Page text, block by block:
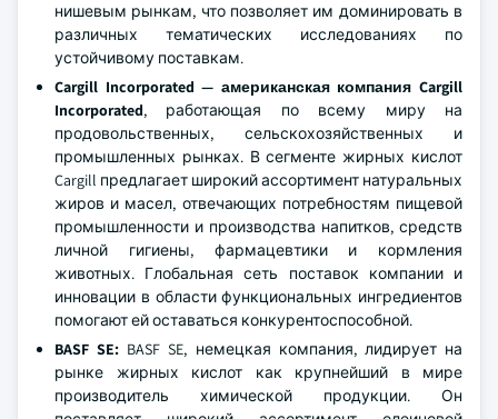
нишевым рынкам, что позволяет им доминировать в
различных тематических исследованиях по
устойчивому поставкам.
Cargill Incorporated — американская компания Cargill
Incorporated, работающая по всему миру на
продовольственных, сельскохозяйственных и
промышленных рынках. В сегменте жирных кислот
Cargill предлагает широкий ассортимент натуральных
жиров и масел, отвечающих потребностям пищевой
промышленности и производства напитков, средств
личной гигиены, фармацевтики и кормления
животных. Глобальная сеть поставок компании и
инновации в области функциональных ингредиентов
помогают ей оставаться конкурентоспособной.
BASF SE: BASF SE, немецкая компания, лидирует на
рынке жирных кислот как крупнейший в мире
производитель химической продукции. Он